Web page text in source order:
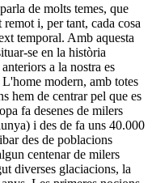
de molts temes, que
i, per tant, cada cosa
temporal. Amb aquesta
se en la història
a la nostra es
modern, amb totes
hem de centrar pel que es
fa desenes de milers
i des de fa uns 40.000
des de poblacions
centenar de milers
diverses glaciacions, la